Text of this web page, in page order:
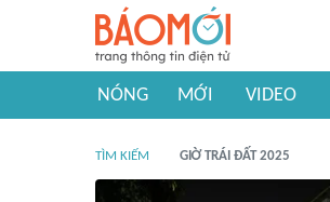
NÓNG MỚI VIDEO
TÌM KIẾM GIỜ TRÁI ĐẤT 2025